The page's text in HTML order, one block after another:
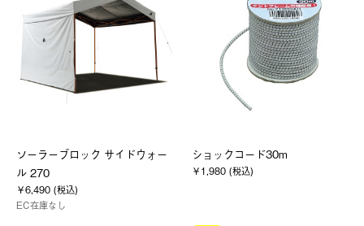
ソーラーブロック サイドウォー
ル 270
￥6,490 (税込)
EC在庫なし
ショックコード30m
￥1,980 (税込)